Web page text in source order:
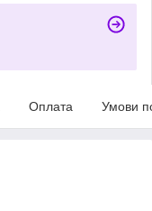
Оплата Умови